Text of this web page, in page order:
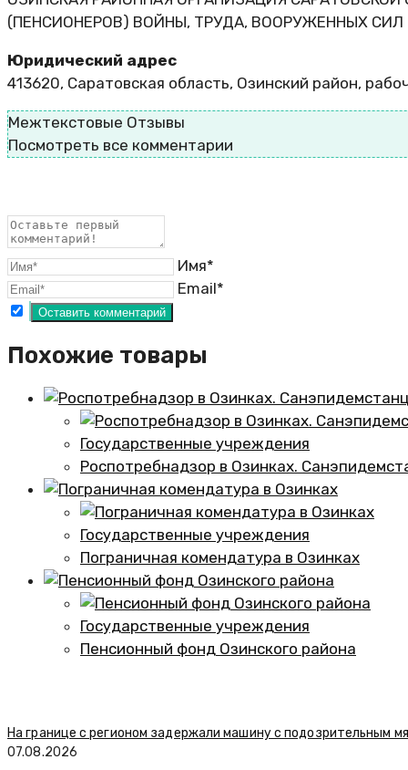
(ПЕНСИОНЕРОВ) ВОЙНЫ, ТРУДА, ВООРУЖЕННЫХ
Юридический адрес
413620, Саратовская область, Озинский район,
Межтекстовые Отзывы
Посмотреть все комментарии
Имя*
Email*
Похожие товары
Государственные учреждения
Роспотребнадзор в Озинках.
Государственные учреждения
Пограничная комендатура в Озинках
Государственные учреждения
Пенсионный фонд Озинского района
На границе с регионом задержали машину с подозрительным
07.08.2026